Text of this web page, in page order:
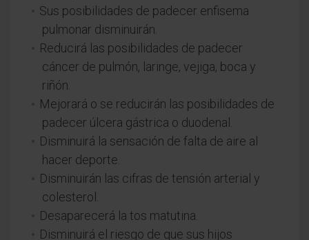
Sus posibilidades de padecer enfisema
pulmonar disminuirán.
Reducirá las posibilidades de padecer
cáncer de pulmón, laringe, vejiga, boca y
riñón.
Mejorará o se reducirán las posibilidades de
padecer úlcera gástrica o duodenal.
Disminuirá la sensación de falta de aire al
hacer deporte.
Disminuirán las cifras de tensión arterial y
colesterol.
Desaparecerá la tos matutina.
Disminuirá el riesgo de que sus hijos